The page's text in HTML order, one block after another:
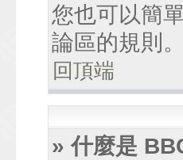
您也可以簡
論區的規則。
回頂端
» 什麼是